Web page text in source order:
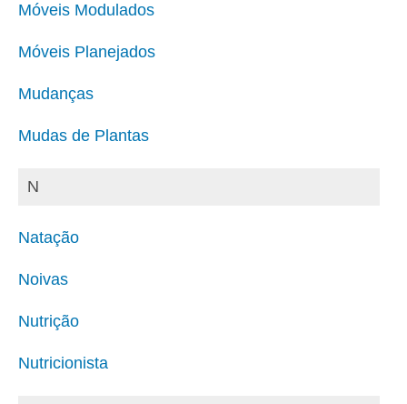
Móveis Modulados
Móveis Planejados
Mudanças
Mudas de Plantas
N
Natação
Noivas
Nutrição
Nutricionista